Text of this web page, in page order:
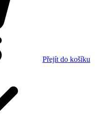
Přejít do košíku